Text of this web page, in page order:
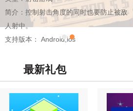
简介：在合适的时机点击屏幕，尽可能准
确地将方块搭在上一块上。
支持版本： Android,ios
最新礼包